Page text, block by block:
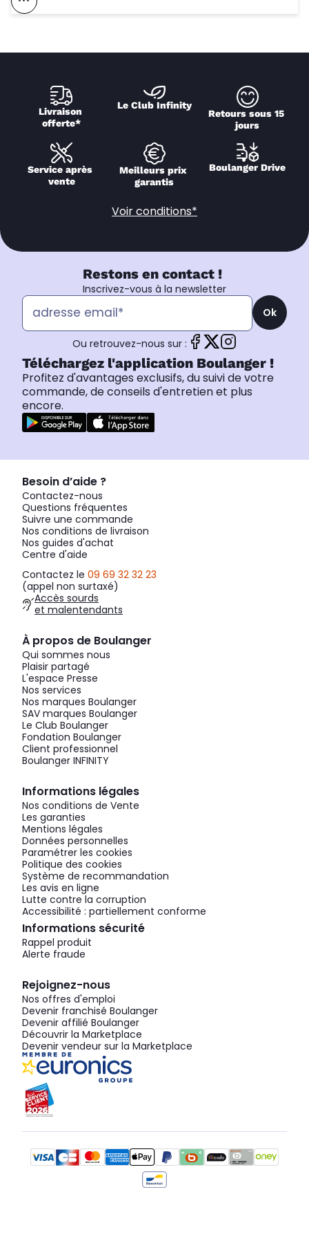
Voir Ce Magasin Sur La Carte
Livraison
offerte*
Le Club Infinity
Retours sous 15
jours
Service après
vente
Meilleurs prix
garantis
Boulanger Drive
Voir conditions*
Restons en contact !
Inscrivez-vous à la newsletter
Ok
Ou retrouvez-nous sur :
Téléchargez l'application Boulanger !
Profitez d'avantages exclusifs, du suivi de votre
commande, de conseils d'entretien et plus
encore.
Besoin d’aide ?
Contactez-nous
Questions fréquentes
Suivre une commande
Nos conditions de livraison
Nos guides d'achat
Centre d'aide
Contactez le 09 69 32 32 23
(appel non surtaxé)
Accès sourds
et malentendants
À propos de Boulanger
Qui sommes nous
Plaisir partagé
L'espace Presse
Nos services
Nos marques Boulanger
SAV marques Boulanger
Le Club Boulanger
Fondation Boulanger
Client professionnel
Boulanger INFINITY
Informations légales
Nos conditions de Vente
Les garanties
Mentions légales
Données personnelles
Paramétrer les cookies
Politique des cookies
Système de recommandation
Les avis en ligne
Lutte contre la corruption
Accessibilité : partiellement conforme
Informations sécurité
Rappel produit
Alerte fraude
Rejoignez-nous
Nos offres d'emploi
Devenir franchisé Boulanger
Devenir affilié Boulanger
Découvrir la Marketplace
Devenir vendeur sur la Marketplace